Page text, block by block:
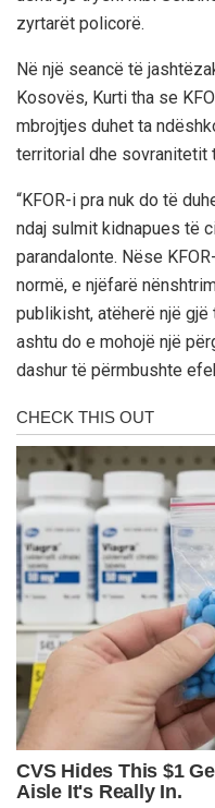
zyrtarët policorë.
Në një seancë të
Kosovës, Kurti tha se
mbrojtjes duhet ta
territorial dhe sovranitetit
“KFOR-i pra nuk do të
ndaj sulmit kidnapues të
parandalonte. Nëse
normë, e njëfarë
publikisht, atëherë një
ashtu do e mohojë një
dashur të përmbushte